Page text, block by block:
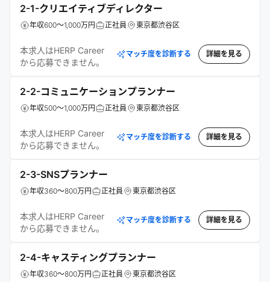
2-1-クリエイティブディレクター
年収600～1,000万円 正社員 東京都渋谷区
本求人はHERP Career
から応募できません。
マッチ度を診断する 詳細を見る
2-2-コミュニケーションプランナー
年収500～1,000万円 正社員 東京都渋谷区
本求人はHERP Career
から応募できません。
マッチ度を診断する 詳細を見る
2-3-SNSプランナー
年収360～800万円 正社員 東京都渋谷区
本求人はHERP Career
から応募できません。
マッチ度を診断する 詳細を見る
2-4-キャスティングプランナー
年収360～800万円 正社員 東京都渋谷区